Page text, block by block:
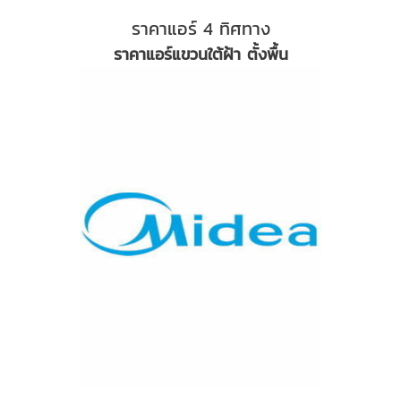
ราคาแอร์ 4 ทิศทาง
ราคาแอร์แขวนใต้ฝ้า ตั้งพื้น